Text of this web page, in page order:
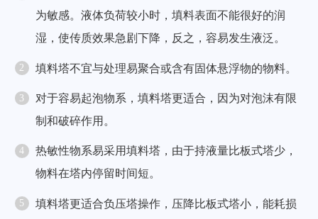
为敏感。液体负荷较小时，填料表面不能很好的润
湿，使传质效果急剧下降，反之，容易发生液泛。
填料塔不宜与处理易聚合或含有固体悬浮物的物料。
对于容易起泡物系，填料塔更适合，因为对泡沫有限
制和破碎作用。
热敏性物系易采用填料塔，由于持液量比板式塔少，
物料在塔内停留时间短。
填料塔更适合负压塔操作，压降比板式塔小，能耗损